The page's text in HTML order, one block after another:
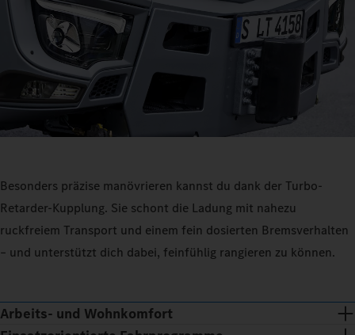
Besonders präzise manövrieren kannst du dank der Turbo-
Retarder-Kupplung. Sie schont die Ladung mit nahezu
ruckfreiem Transport und einem fein dosierten Bremsverhalten
– und unterstützt dich dabei, feinfühlig rangieren zu können.
Arbeits- und Wohnkomfort